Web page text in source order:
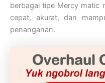
berbagai tipe Mercy matic
cepat, akurat, dan
penanganan.